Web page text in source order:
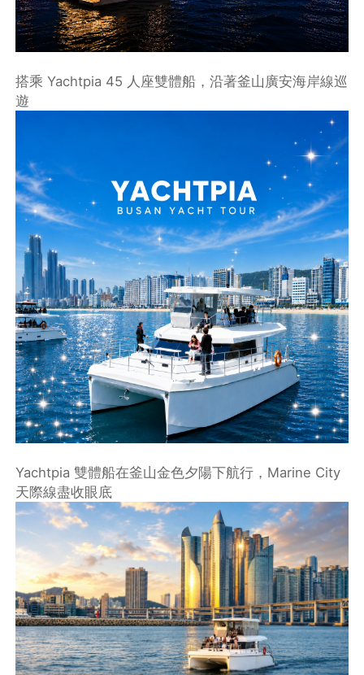
搭乘 Yachtpia 45 人座雙體船，沿著釜山廣安海岸線巡
遊
Yachtpia 雙體船在釜山金色夕陽下航行，Marine City
天際線盡收眼底